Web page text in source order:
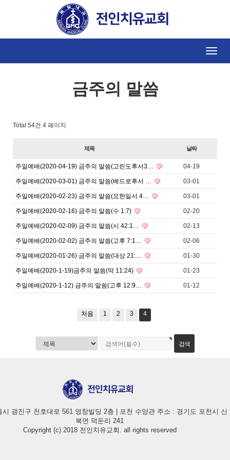
Toggle
금주의 말씀
Total 54건 4 페이지
제목 날짜
주일예배(2020-04-19) 금주의 말씀(고린도후서3… 04-19
주일예배(2020-03-01) 금주의 말씀(베드로후서 … 03-01
주일예배(2020-02-23) 금주의 말씀(요한일서 4… 03-01
주일예배(2020-02-16) 금주의 말씀(수 1:7) 02-20
주일예배(2020-02-09) 금주의 말씀(시 42:1… 02-13
주일예배(2020-02-02) 금주의 말씀(고후 7:1… 02-06
주일예배(2020-01-26) 금주의 말씀(대상 21:… 01-30
주일예배(2020-1-19)금주의 말씀(막 11:24) 01-23
주일예배(2020-1-12) 금주의 말씀(고후 12:9… 01-12
처음 1 2 3 4
시 광진구 천호대로 561 영창빌딩 2층 | 포천 수양관 주소 : 경기도 포천시 신
북면 덕둔리 241
Copyright (c) 2018 전인치유교회. all rights reserved